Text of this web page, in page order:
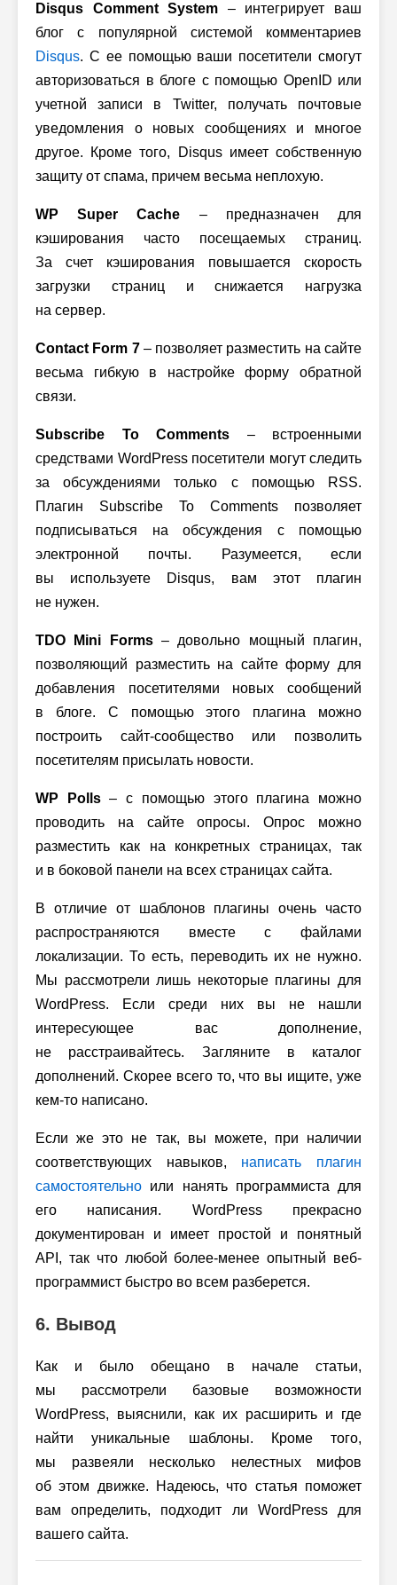
Disqus Comment System – интегрирует ваш
блог с популярной системой комментариев
Disqus. С ее помощью ваши посетители смогут
авторизоваться в блоге с помощью OpenID или
учетной записи в Twitter, получать почтовые
уведомления о новых сообщениях и многое
другое. Кроме того, Disqus имеет собственную
защиту от спама, причем весьма неплохую.
WP Super Cache – предназначен для
кэширования часто посещаемых страниц.
За счет кэширования повышается скорость
загрузки страниц и снижается нагрузка
на сервер.
Contact Form 7– позволяет разместить на сайте
весьма гибкую в настройке форму обратной
связи.
Subscribe To Comments – встроенными
средствами WordPress посетители могут следить
за обсуждениями только с помощью RSS.
Плагин Subscribe To Comments позволяет
подписываться на обсуждения с помощью
электронной почты. Разумеется, если
вы используете Disqus, вам этот плагин
не нужен.
TDO Mini Forms– довольно мощный плагин,
позволяющий разместить на сайте форму для
добавления посетителями новых сообщений
в блоге. С помощью этого плагина можно
построить сайт-сообщество или позволить
посетителям присылать новости.
WP Polls– с помощью этого плагина можно
проводить на сайте опросы. Опрос можно
разместить как на конкретных страницах, так
и в боковой панели на всех страницах сайта.
В отличие от шаблонов плагины очень часто
распространяются вместе с файлами
локализации. То есть, переводить их не нужно.
Мы рассмотрели лишь некоторые плагины для
WordPress. Если среди них вы не нашли
интересующее вас дополнение,
не расстраивайтесь. Загляните в каталог
дополнений. Скорее всего то, что вы ищите, уже
кем-то написано.
Если же это не так, вы можете, при наличии
соответствующих навыков, написать плагин
самостоятельно или нанять программиста для
его написания. WordPress прекрасно
документирован и имеет простой и понятный
API, так что любой более-менее опытный веб-
программист быстро во всем разберется.
6. Вывод
Как и было обещано в начале статьи,
мы рассмотрели базовые возможности
WordPress, выяснили, как их расширить и где
найти уникальные шаблоны. Кроме того,
мы развеяли несколько нелестных мифов
об этом движке. Надеюсь, что статья поможет
вам определить, подходит ли WordPress для
вашего сайта.